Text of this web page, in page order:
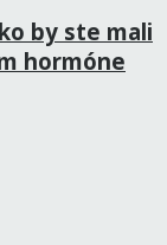
by ste mali
hormóne